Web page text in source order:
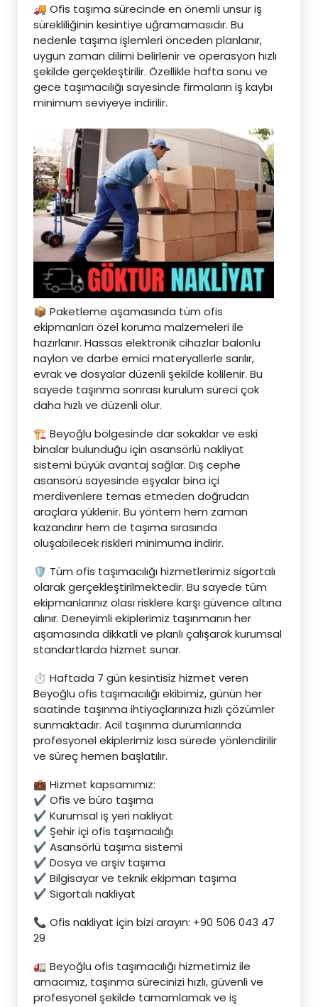
🚚 Ofis taşıma sürecinde en önemli unsur iş
sürekliliğinin kesintiye uğramamasıdır. Bu
nedenle taşıma işlemleri önceden planlanır,
uygun zaman dilimi belirlenir ve operasyon hızlı
şekilde gerçekleştirilir. Özellikle hafta sonu ve
gece taşımacılığı sayesinde firmaların iş kaybı
minimum seviyeye indirilir.
📦 Paketleme aşamasında tüm ofis
ekipmanları özel koruma malzemeleri ile
hazırlanır. Hassas elektronik cihazlar balonlu
naylon ve darbe emici materyallerle sarılır,
evrak ve dosyalar düzenli şekilde kolilenir. Bu
sayede taşınma sonrası kurulum süreci çok
daha hızlı ve düzenli olur.
🏗️ Beyoğlu bölgesinde dar sokaklar ve eski
binalar bulunduğu için asansörlü nakliyat
sistemi büyük avantaj sağlar. Dış cephe
asansörü sayesinde eşyalar bina içi
merdivenlere temas etmeden doğrudan
araçlara yüklenir. Bu yöntem hem zaman
kazandırır hem de taşıma sırasında
oluşabilecek riskleri minimuma indirir.
🛡️ Tüm ofis taşımacılığı hizmetlerimiz sigortalı
olarak gerçekleştirilmektedir. Bu sayede tüm
ekipmanlarınız olası risklere karşı güvence altına
alınır. Deneyimli ekiplerimiz taşınmanın her
aşamasında dikkatli ve planlı çalışarak kurumsal
standartlarda hizmet sunar.
⏱️ Haftada 7 gün kesintisiz hizmet veren
Beyoğlu ofis taşımacılığı ekibimiz, günün her
saatinde taşınma ihtiyaçlarınıza hızlı çözümler
sunmaktadır. Acil taşınma durumlarında
profesyonel ekiplerimiz kısa sürede yönlendirilir
ve süreç hemen başlatılır.
💼 Hizmet kapsamımız:
✔️ Ofis ve büro taşıma
✔️ Kurumsal iş yeri nakliyat
✔️ Şehir içi ofis taşımacılığı
✔️ Asansörlü taşıma sistemi
✔️ Dosya ve arşiv taşıma
✔️ Bilgisayar ve teknik ekipman taşıma
✔️ Sigortalı nakliyat
📞 Ofis nakliyat için bizi arayın: +90 506 043 47
29
🚛 Beyoğlu ofis taşımacılığı hizmetimiz ile
amacımız, taşınma sürecinizi hızlı, güvenli ve
profesyonel şekilde tamamlamak ve iş